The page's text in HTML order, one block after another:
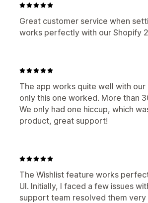
Great customer service when
works perfectly with our Shopify
The app works quite well with
only this one worked. More than
We only had one hiccup, which
product, great support!
The Wishlist feature works
UI. Initially, I faced a few issues
support team resolved them